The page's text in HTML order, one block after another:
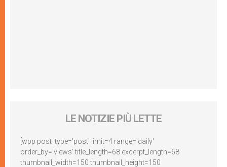
LE NOTIZIE PIÙ LETTE
[wpp post_type='post' limit=4 range='daily'
order_by='views' title_length=68 excerpt_length=68
thumbnail_width=150 thumbnail_height=150